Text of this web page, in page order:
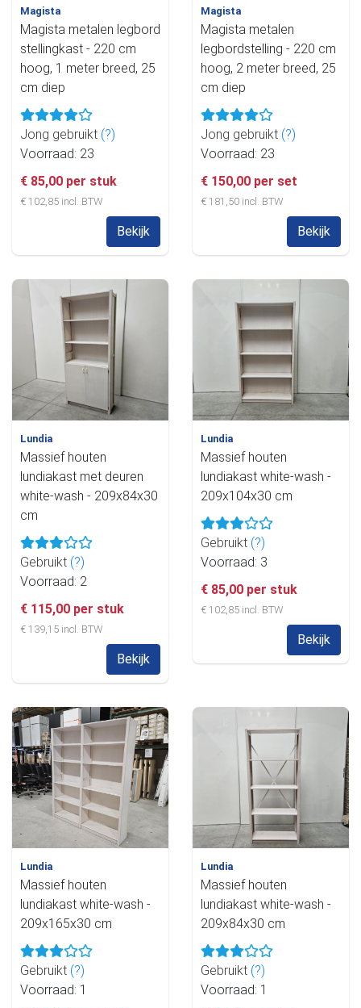
Magista
Magista metalen legbord
stellingkast - 220 cm
hoog, 1 meter breed, 25
cm diep
Jong gebruikt (?)
Voorraad: 23
€ 85,00 per stuk
€ 102,85 incl. BTW
Bekijk
Magista
Magista metalen
legbordstelling - 220 cm
hoog, 2 meter breed, 25
cm diep
Jong gebruikt (?)
Voorraad: 23
€ 150,00 per set
€ 181,50 incl. BTW
Bekijk
Lundia
Massief houten
lundiakast met deuren
white-wash - 209x84x30
cm
Gebruikt (?)
Voorraad: 2
€ 115,00 per stuk
€ 139,15 incl. BTW
Bekijk
Lundia
Massief houten
lundiakast white-wash -
209x104x30 cm
Gebruikt (?)
Voorraad: 3
€ 85,00 per stuk
€ 102,85 incl. BTW
Bekijk
Lundia
Massief houten
lundiakast white-wash -
209x165x30 cm
Gebruikt (?)
Voorraad: 1
Lundia
Massief houten
lundiakast white-wash -
209x84x30 cm
Gebruikt (?)
Voorraad: 1